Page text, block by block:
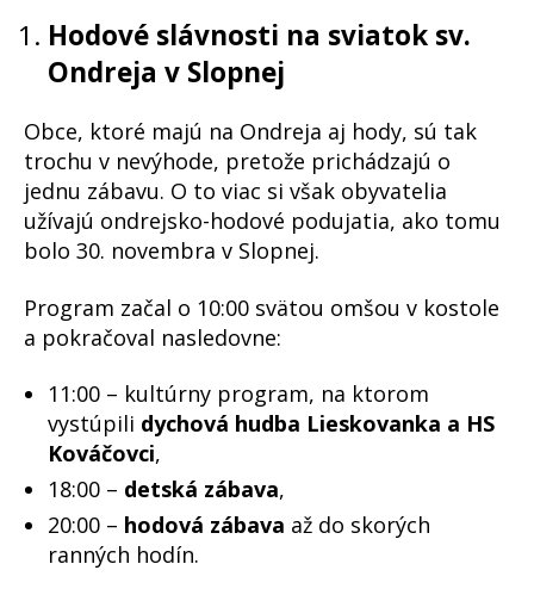
Hodové slávnosti na sviatok sv.
Ondreja v Slopnej
Obce, ktoré majú na Ondreja aj hody, sú tak
trochu v nevýhode, pretože prichádzajú o
jednu zábavu. O to viac si však obyvatelia
užívajú ondrejsko-hodové podujatia, ako tomu
bolo 30. novembra v Slopnej.
Program začal o 10:00 svätou omšou v kostole
a pokračoval nasledovne:
11:00 – kultúrny program, na ktorom
vystúpili dychová hudba Lieskovanka a HS
Kováčovci,
18:00 – detská zábava,
20:00 – hodová zábava až do skorých
ranných hodín.